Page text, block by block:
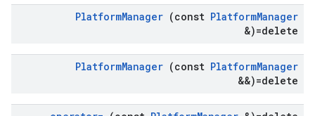
PlatformManager (const PlatformManager
&)=delete
PlatformManager (const PlatformManager
&&)=delete